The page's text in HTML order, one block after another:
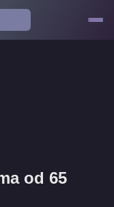
od 65